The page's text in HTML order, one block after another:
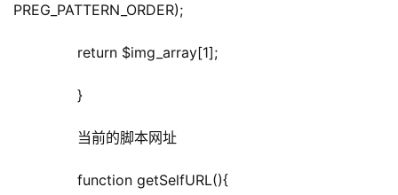
PREG_PATTERN_ORDER);
	  return $img_array[1];
	  }
	  当前的脚本网址
	  function getSelfURL(){